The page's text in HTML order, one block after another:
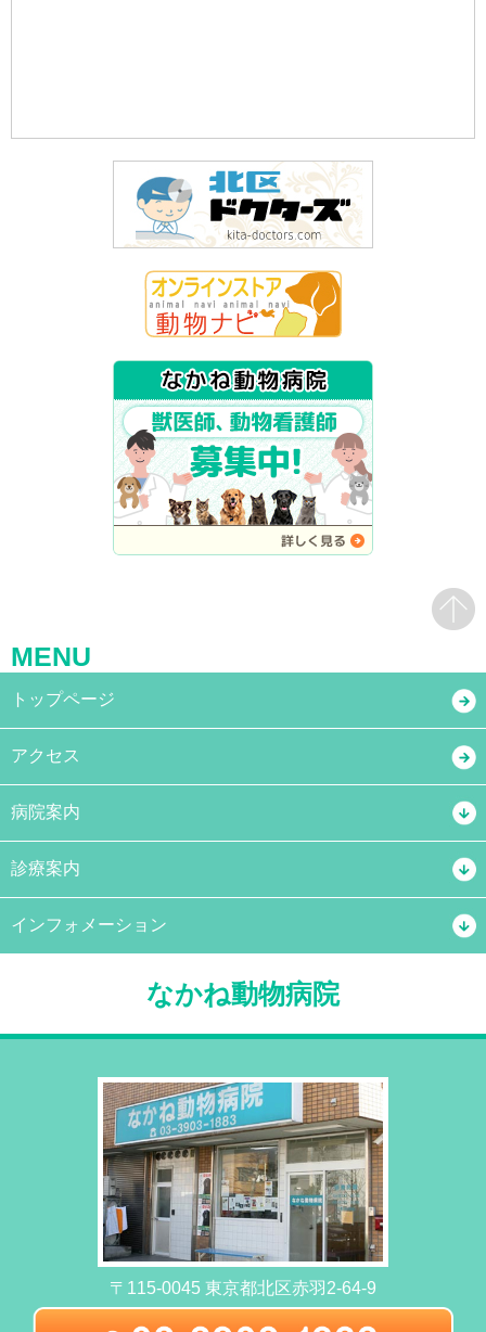
MENU
トップページ
アクセス
病院案内
診療案内
インフォメーション
なかね動物病院
〒115-0045 東京都北区赤羽2-64-9